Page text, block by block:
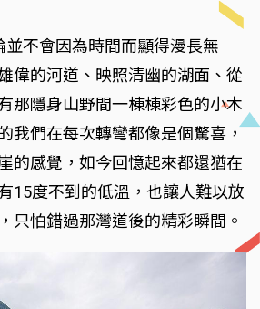
不會因為時間而顯得漫長無
偉的河道、映照清幽的湖面、從
那隱身山野間一棟棟彩色的小木
我們在每次轉彎都像是個驚喜，
的感覺，如今回憶起來都還猶在
15度不到的低溫，也讓人難以放
只怕錯過那灣道後的精彩瞬間。